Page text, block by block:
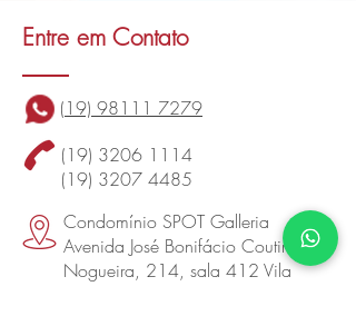
Entre em Contato
(19) 98111 7279
(19) 3206 1114
(19) 3207 4485
Condomínio SPOT Galleria
Avenida José Bonifácio Coutinho
Nogueira, 214, sala 412 Vila